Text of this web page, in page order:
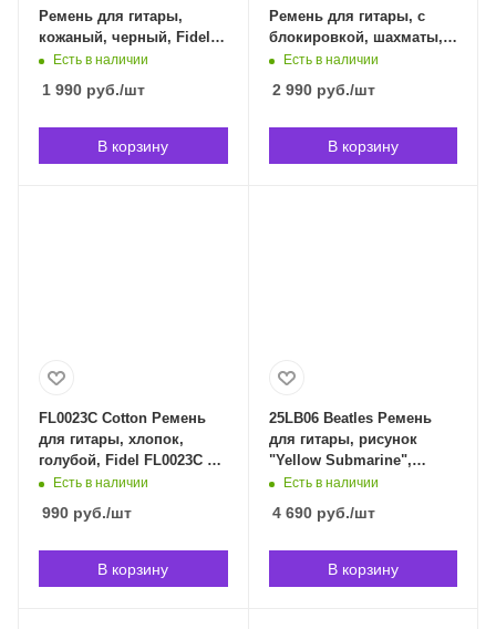
Ремень для гитары,
кожаный, черный, Fidel
FL111045LP в
Есть в наличии
1 990 руб./шт
В корзину
Ремень для гитары, с
блокировкой, шахматы,
D'Addario 50BAL13 в
Есть в наличии
2 990руб./шт
В корзину
FL0023C Cotton Ремень
для гитары, хлопок,
голубой, Fidel FL0023C в
Владивостоке
Есть в наличии
990 руб./шт
В корзину
25LB06 Beatles Ремень
для гитары, рисунок
"Yellow Submarine",
Planet Waves 25LB06 в
Есть в наличии
4 690руб./шт
В корзину